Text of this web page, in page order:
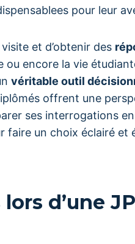
pour leur
et d’obtenir des
ou encore la vie
véritable outil
offrent une
ses interrogations
faire un choix éclairé et
d’une